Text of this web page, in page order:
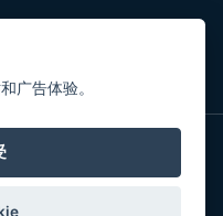
号
s.r.o. | Webdesign
广告体验。